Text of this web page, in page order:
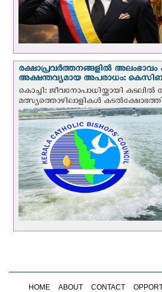
രക്ഷാപ്രവര്‍ത്തനങ്ങളില്‍ അലംഭാവം
അക്ഷന്തവ്യമായ അപരാധം:
കൊച്ചി: ജീവനോപാധിയ്ക്കായി
മത്സ്യത്തൊഴിലാളികള്‍
HOME ABOUT CONTACT